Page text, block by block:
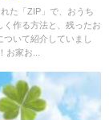
た「ZIP」で、おうち
く作る方法と、残ったお
ついて紹介していまし
お家お...